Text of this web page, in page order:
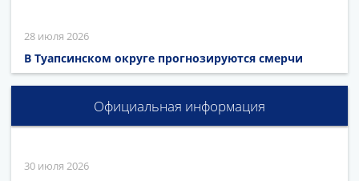
28 июля 2026
В Туапсинском округе прогнозируются смерчи
Официальная информация
30 июля 2026